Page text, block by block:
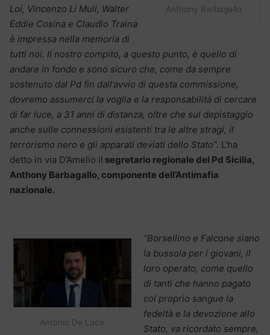
Anthony Barbagallo
Loi, Vincenzo Li Muli, Walter
Eddie Cosina e Claudio Traina
è impressa nella memoria di
tutti noi. Il nostro compito, a questo punto, è quello di
andare in fondo e sono sicuro che, come da sempre
sostenuto dal Pd fin dall’avvio di questa commissione,
dovremo assumerci la voglia e la responsabilità di cercare
di far luce, a 31 anni di distanza, oltre che sul depistaggio
anche sulle connessioni esistenti tra le altre stragi, il
terrorismo nero e gli apparati deviati dello Stato”. L’ha
detto in via D’Amelio il segretario regionale del Pd Sicilia,
Anthony Barbagallo, componente dell’Antimafia
nazionale.
Antonio De Luca
“Borsellino e Falcone siano
la bussola per i giovani, il
loro operato, come quello
di tanti che hanno pagato
col proprio sangue la
fedeltà e la devozione allo
Stato, va ricordato sempre,